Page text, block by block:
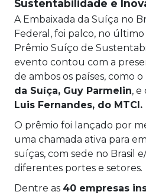
Sustentabilidade e
A Embaixada da Suíça no
Federal, foi palco, no último
Prêmio Suíço de
evento contou com a
de ambos os países, como o
da Suíça, Guy Parmelin, e
Luis Fernandes, do MTCI.
O prêmio foi lançado por
uma chamada ativa para
suíças, com sede no Brasil
diferentes portes e setores.
Dentre as 40 empresas